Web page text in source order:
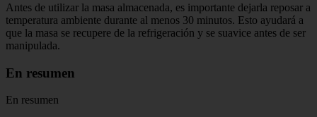
Antes de utilizar la masa almacenada, es importante dejarla reposar a
temperatura ambiente durante al menos 30 minutos. Esto ayudará a
que la masa se recupere de la refrigeración y se suavice antes de ser
manipulada.
En resumen
En resumen